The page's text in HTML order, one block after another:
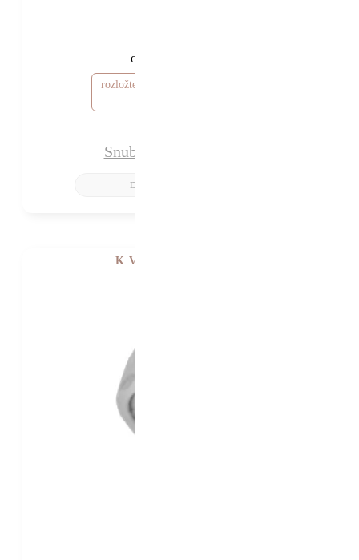
od
rozložte si cenu od 701 Kč / měsíc
Snubní prsteny Delilah
K VIDĚNÍ V SHOWROOMU